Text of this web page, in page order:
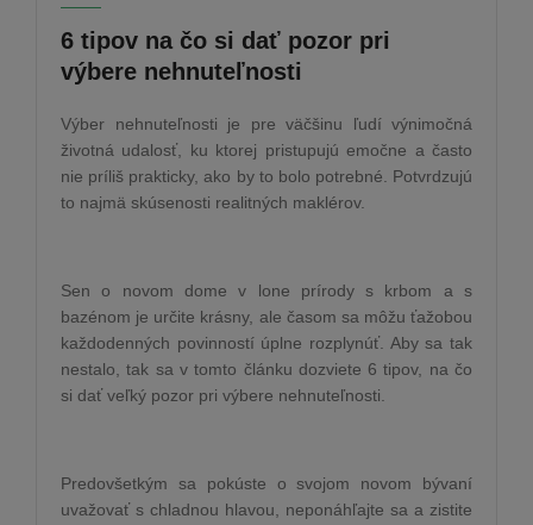
6 tipov na čo si dať pozor pri
výbere nehnuteľnosti
Výber nehnuteľnosti je pre väčšinu ľudí výnimočná
životná udalosť, ku ktorej pristupujú emočne a často
nie príliš prakticky, ako by to bolo potrebné. Potvrdzujú
to najmä skúsenosti realitných maklérov.
Sen o novom dome v lone prírody s krbom a s
bazénom je určite krásny, ale časom sa môžu ťažobou
každodenných povinností úplne rozplynúť. Aby sa tak
nestalo, tak sa v tomto článku dozviete 6 tipov, na čo
si dať veľký pozor pri výbere nehnuteľnosti.
Predovšetkým sa pokúste o svojom novom bývaní
uvažovať s chladnou hlavou, neponáhľajte sa a zistite